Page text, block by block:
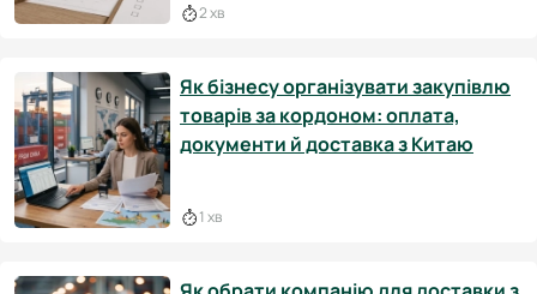
2 хв
Як бізнесу організувати закупівлю
товарів за кордоном: оплата,
документи й доставка з Китаю
1 хв